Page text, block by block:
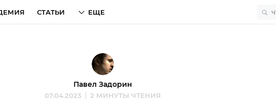
СТАТЬИ ЕЩЕ
Павел Задорин
07.04.2023 2 МИНУТЫ ЧТЕНИЯ